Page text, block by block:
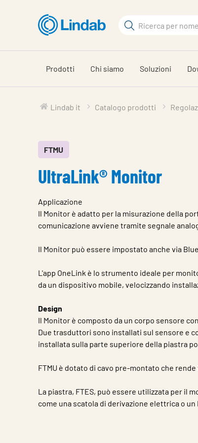
contenuto
principale
Cerca
Prodotti Chi siamo Soluzioni
Lindab it Catalogo prodotti
FTMU
UltraLink® Monitor
Applicazione
Il Monitor è adatto per la misurazione della
comunicazione avviene tramite segnale
Il Monitor può essere impostato anche via
L'app OneLink è lo strumento ideale per
da un dispositivo mobile, velocizzando
Design
Il Monitor è composto da un corpo sensore
Due trasduttori sono installati sul sensore e
installata sulla parte superiore della piastra
FTMU è dotato di cavo pre-montato che
La piastra, FTES, può essere utilizzata per il
come una scatola di derivazione elettrica o un